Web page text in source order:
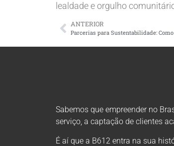
lealdade e orgulho
ANTERIOR
Sabemos que empreender no
serviço, a captação de clientes
É aí que a B612 entra na sua